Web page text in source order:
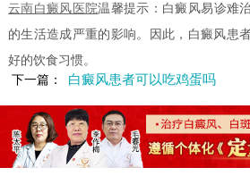
云南白癜风医院温馨提示：白癜风易诊难
的生活造成严重的影响。因此，白癜风患
好的饮食习惯。
下一篇：
白癜风患者可以吃鸡蛋吗